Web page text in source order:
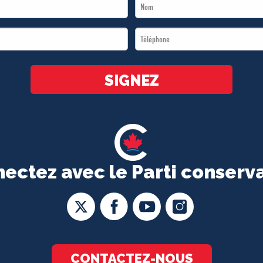
avec le Parti
CONTACTEZ-NOUS
Last
Name
Téléphone
*
SIGNEZ